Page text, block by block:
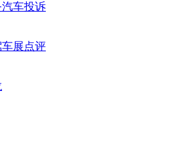
汽车投诉
车展点评